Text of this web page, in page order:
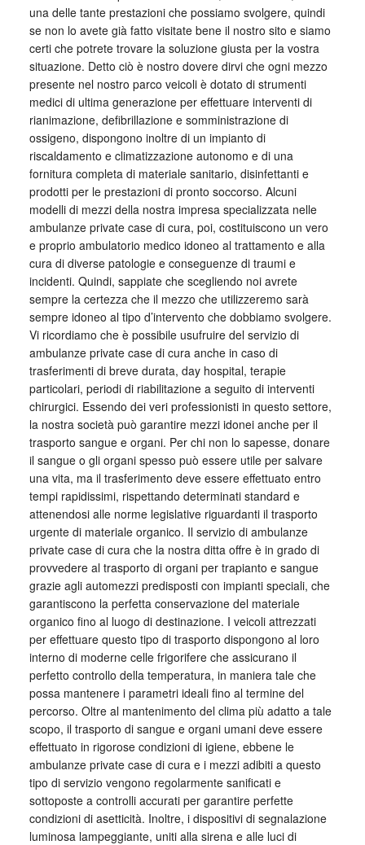
una delle tante prestazioni che possiamo svolgere, quindi
se non lo avete già fatto visitate bene il nostro sito e siamo
certi che potrete trovare la soluzione giusta per la vostra
situazione. Detto ciò è nostro dovere dirvi che ogni mezzo
presente nel nostro parco veicoli è dotato di strumenti
medici di ultima generazione per effettuare interventi di
rianimazione, defibrillazione e somministrazione di
ossigeno, dispongono inoltre di un impianto di
riscaldamento e climatizzazione autonomo e di una
fornitura completa di materiale sanitario, disinfettanti e
prodotti per le prestazioni di pronto soccorso. Alcuni
modelli di mezzi della nostra impresa specializzata nelle
ambulanze private case di cura, poi, costituiscono un vero
e proprio ambulatorio medico idoneo al trattamento e alla
cura di diverse patologie e conseguenze di traumi e
incidenti. Quindi, sappiate che scegliendo noi avrete
sempre la certezza che il mezzo che utilizzeremo sarà
sempre idoneo al tipo d’intervento che dobbiamo svolgere.
Vi ricordiamo che è possibile usufruire del servizio di
ambulanze private case di cura anche in caso di
trasferimenti di breve durata, day hospital, terapie
particolari, periodi di riabilitazione a seguito di interventi
chirurgici. Essendo dei veri professionisti in questo settore,
la nostra società può garantire mezzi idonei anche per il
trasporto sangue e organi. Per chi non lo sapesse, donare
il sangue o gli organi spesso può essere utile per salvare
una vita, ma il trasferimento deve essere effettuato entro
tempi rapidissimi, rispettando determinati standard e
attenendosi alle norme legislative riguardanti il trasporto
urgente di materiale organico. Il servizio di ambulanze
private case di cura che la nostra ditta offre è in grado di
provvedere al trasporto di organi per trapianto e sangue
grazie agli automezzi predisposti con impianti speciali, che
garantiscono la perfetta conservazione del materiale
organico fino al luogo di destinazione. I veicoli attrezzati
per effettuare questo tipo di trasporto dispongono al loro
interno di moderne celle frigorifere che assicurano il
perfetto controllo della temperatura, in maniera tale che
possa mantenere i parametri ideali fino al termine del
percorso. Oltre al mantenimento del clima più adatto a tale
scopo, il trasporto di sangue e organi umani deve essere
effettuato in rigorose condizioni di igiene, ebbene le
ambulanze private case di cura e i mezzi adibiti a questo
tipo di servizio vengono regolarmente sanificati e
sottoposte a controlli accurati per garantire perfette
condizioni di asetticità. Inoltre, i dispositivi di segnalazione
luminosa lampeggiante, uniti alla sirena e alle luci di